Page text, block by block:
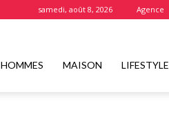
samedi, août 8, 2026 Agence
HOMMES MAISON LIFESTYLE